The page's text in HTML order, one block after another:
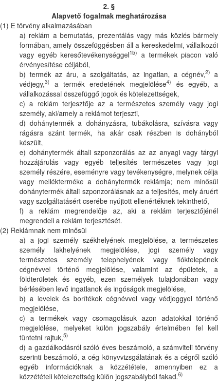
2. §
Alapvető fogalmak meghatározása
(1) E törvény alkalmazásában
a) reklám a bemutatás, prezentálás vagy más közlés bármely
formában, amely összefüggésben áll a kereskedelmi, vállalkozói
vagy egyéb keresőtevékenységgel1b) a termékek piacon való
érvényesítése céljából,
b) termék az áru, a szolgáltatás, az ingatlan, a cégnév,2) a
védjegy,3) a termék eredetének megjelölése4)
és egyéb, a
vállalkozással összefüggő jogok és kötelezettségek,
c) a reklám terjesztője az a természetes személy vagy jogi
személy, aki/amely a reklámot terjeszti,
d) dohánytermék a dohányzásra, tubákolásra, szívásra vagy
rágásra szánt termék, ha akár csak részben is dohányból
készült,
e) dohánytermék általi szponzorálás az az anyagi vagy tárgyi
hozzájárulás vagy egyéb teljesítés természetes vagy jogi
személy részére, eseményre vagy tevékenységre, melynek célja
vagy mellékterméke a dohánytermék reklámja; nem minősül
dohánytermék általi szponzorálásnak az a teljesítés, mely áruért
vagy szolgáltatásért cserébe nyújtott ellenértéknek tekinthető,
f) a reklám megrendelője az, aki a reklám terjesztőjénél
megrendeli a reklám terjesztését.
(2) Reklámnak nem minősül
a) a jogi személy székhelyének megjelölése, a természetes
személy lakhelyének megjelölése, jogi személy vagy
természetes személy telephelyének vagy fióktelepének
cégnévvel történő megjelölése, valamint az épületek, a
földterületek és egyéb, ezen személyek tulajdonában vagy
bérlésében levő ingatlanok és ingóságok megjelölése,
b) a levelek és borítékok cégnévvel vagy védjeggyel történő
megjelölése,
c) a termékek vagy csomagolásuk azon adatokkal történő
megjelölése, melyeket külön jogszabály értelmében fel kell
tüntetni rajtuk,5)
d) a gazdálkodásról szóló éves beszámoló, a számviteli törvény
szerinti beszámoló, a cég könyvvizsgálatának és a cégről szóló
egyéb információknak a közzététele, amennyiben ez a
közzétételi kötelezettség külön jogszabályból fakad.6)